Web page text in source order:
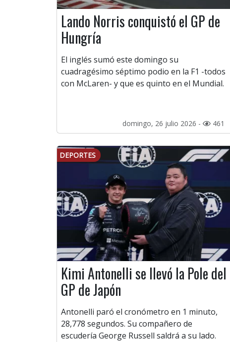
Lando Norris conquistó el GP de
Hungría
El inglés sumó este domingo su
cuadragésimo séptimo podio en la F1 -todos
con McLaren- y que es quinto en el Mundial.
domingo, 26 julio 2026 - 461
DEPORTES
Kimi Antonelli se llevó la Pole del
GP de Japón
Antonelli paró el cronómetro en 1 minuto,
28,778 segundos. Su compañero de
escudería George Russell saldrá a su lado.